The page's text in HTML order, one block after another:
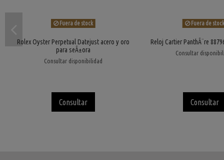
Fuera de stock
Rolex Oyster Perpetual Datejust acero y oro
para seÃ±ora
Consultar disponibilidad
Consultar
Fuera de stock
Reloj Cartier PanthÃ¨re
Consultar
Consultar